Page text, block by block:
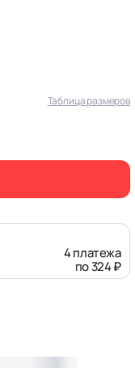
Таблица размеров
4 платежа
по 324 ₽